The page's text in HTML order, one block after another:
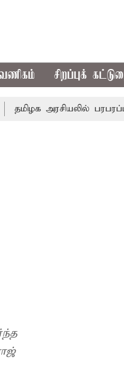
சிறப்புக்
அரசியலில் பரபரப்பு;